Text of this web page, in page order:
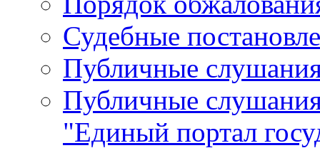
Судебные
Публичные
Публичные
"Единый портал